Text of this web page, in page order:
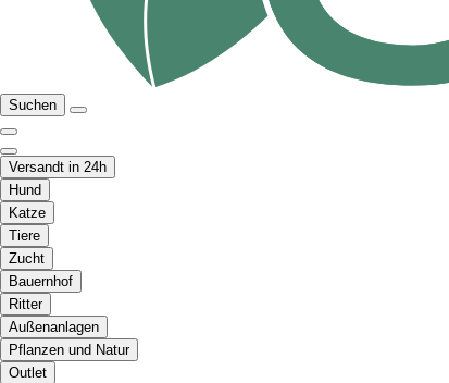
Suchen
Versandt in 24h
Hund
Katze
Tiere
Zucht
Bauernhof
Ritter
Außenanlagen
Pflanzen und Natur
Outlet